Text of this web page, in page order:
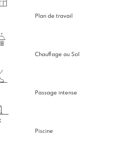
Plan de travail
Chauffage au Sol
Passage intense
Piscine